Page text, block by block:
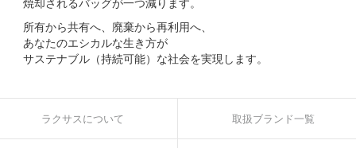
所有から共有へ、廃棄から再利用へ、
あなたのエシカルな生き方が
サステナブル（持続可能）な社会を実現します。
ラクサスについて 取扱ブランド一覧